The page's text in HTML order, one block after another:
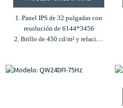
1. Panel IPS de 32 pulgadas con
resolución de 6144*3456
2. Brillo de 450 cd/m² y relación
colores sRGB y aberración